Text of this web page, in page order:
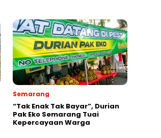
Semarang
“Tak Enak Tak Bayar”, Durian
Pak Eko Semarang Tuai
Kepercayaan Warga